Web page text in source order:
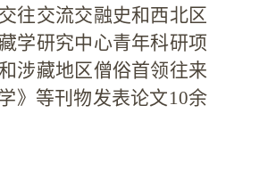
往交流交融史和西北区
学研究中心青年科研项
涉藏地区僧俗首领往来
》等刊物发表论文10余